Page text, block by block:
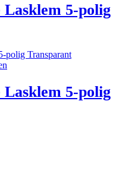
Lasklem 5-polig
Lasklem 5-polig